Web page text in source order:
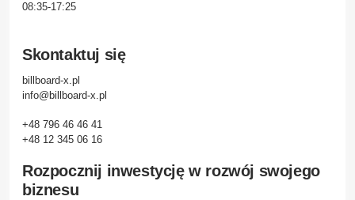
08:35-17:25
Skontaktuj się
billboard-x.pl
info@billboard-x.pl
+48 796 46 46 41
+48 12 345 06 16
Rozpocznij inwestycję w rozwój swojego
biznesu